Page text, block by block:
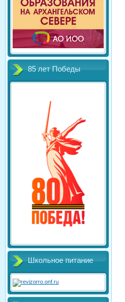
85 лет Победы
Школьное питание